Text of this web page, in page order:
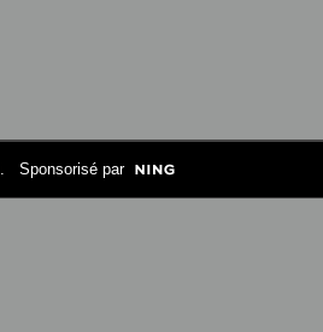
. Sponsorisé par